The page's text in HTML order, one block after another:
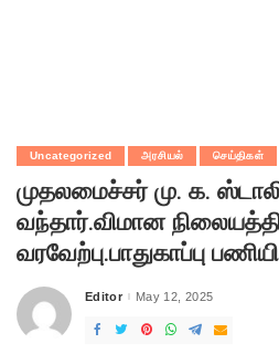
Uncategorized அரசியல் செய்திகள்
முதலமைச்சர் மு. க.
வந்தார்.விமான
வரவேற்பு.பாதுகாப்பு
Posted
Editor May 12, 2025